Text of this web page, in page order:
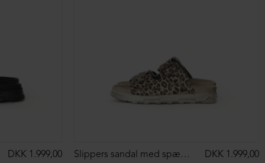
DKK 1.999,00 Slippers sandal med spænder DKK 1.999,00